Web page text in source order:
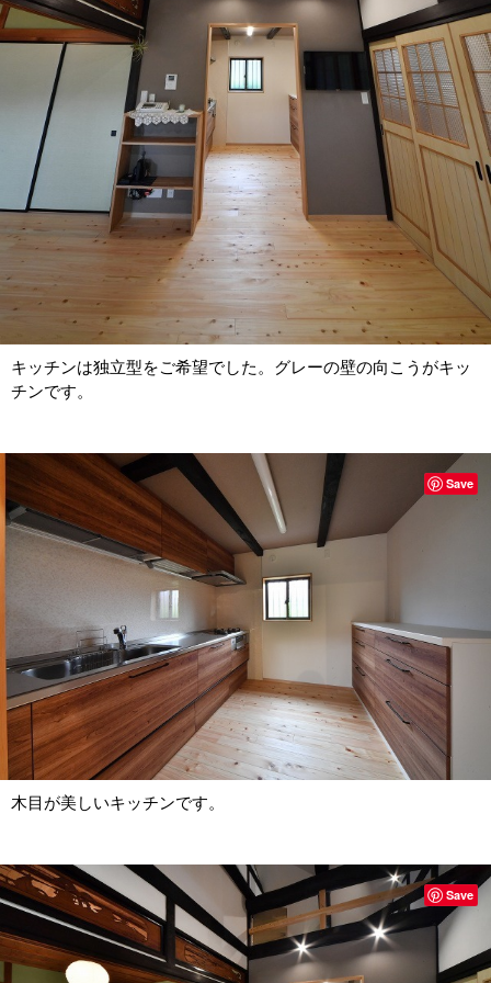
キッチンは独立型をご希望でした。グレーの壁の向こうがキッ
チンです。
木目が美しいキッチンです。
Save
Save